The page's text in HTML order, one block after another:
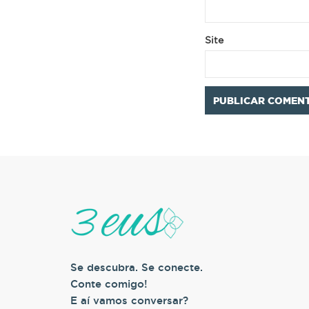
Site
Se descubra. Se conecte.
Conte comigo!
E aí vamos conversar?